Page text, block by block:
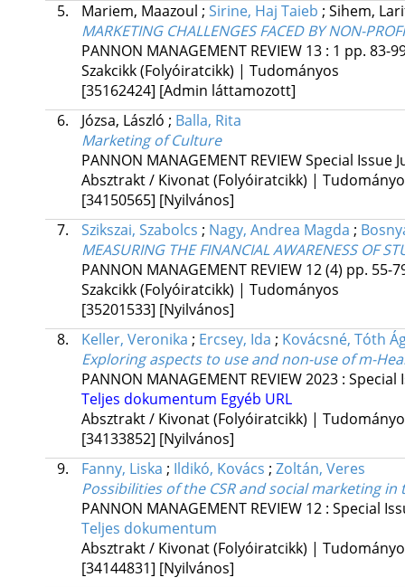
5.
Mariem, Maazoul ; Sirine, Haj Taieb ; Sihem,
MARKETING CHALLENGES FACED BY NON-
PANNON MANAGEMENT REVIEW 13: 1 pp. 83-
Szakcikk (Folyóiratcikk) | Tudományos
[35162424] [Admin láttamozott]
6.
Józsa, László ; Balla, Rita
Marketing of Culture
PANNON MANAGEMENT REVIEWSpecial Issue
Absztrakt / Kivonat (Folyóiratcikk) |
[34150565] [Nyilvános]
7.
Szikszai, Szabolcs ; Nagy, Andrea Magda ;
MEASURING THE FINANCIAL AWARENESS OF
PANNON MANAGEMENT REVIEW 12 (4) pp. 55-
Szakcikk (Folyóiratcikk) | Tudományos
[35201533] [Nyilvános]
8.
Keller, Veronika ; Ercsey, Ida ; Kovácsné, Tóth
Exploring aspects to use and non-use of m-
PANNON MANAGEMENT REVIEW2023: Special
Teljes dokumentum Egyéb URL
Absztrakt / Kivonat (Folyóiratcikk) |
[34133852] [Nyilvános]
9.
Fanny, Liska ; Ildikó, Kovács ; Zoltán, Veres
Possibilities of the CSR and social marketing
PANNON MANAGEMENT REVIEW 12: Special
Teljes dokumentum
Absztrakt / Kivonat (Folyóiratcikk) |
[34144831] [Nyilvános]